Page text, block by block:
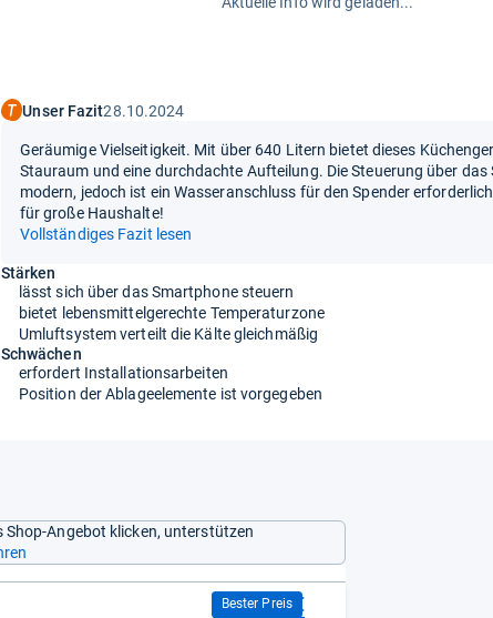
Unser Fazit28.10.2024
Geräumige Vielseitigkeit. Mit über 640 Litern bietet dieses
Stauraum und eine durchdachte Aufteilung. Die Steuerung über das
modern, jedoch ist ein Wasseranschluss für den Spender
für große Haushalte!
Vollständiges Fazit lesen
Stärken
lässt sich über das Smartphone steuern
bietet lebensmittelgerechte Temperaturzone
Umluftsystem verteilt die Kälte gleichmäßig
Schwächen
erfordert Installationsarbeiten
Position der Ablageelemente ist vorgegeben
Angebot klicken, unterstützen
Bester Preis
1.499,00 €